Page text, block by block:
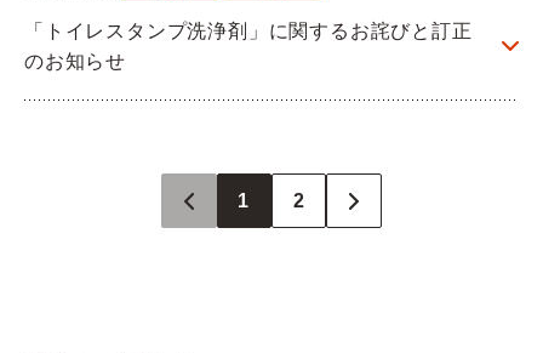
「トイレスタンプ洗浄剤」に関するお詫びと訂正
のお知らせ
1 2